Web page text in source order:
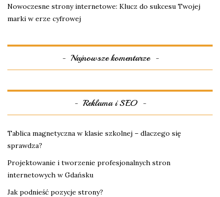
Nowoczesne strony internetowe: Klucz do sukcesu Twojej
marki w erze cyfrowej
Najnowsze komentarze
Reklama i SEO
Tablica magnetyczna w klasie szkolnej – dlaczego się
sprawdza?
Projektowanie i tworzenie profesjonalnych stron
internetowych w Gdańsku
Jak podnieść pozycje strony?